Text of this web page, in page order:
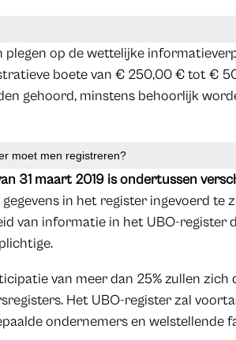
plegen op de wettelijke
boete van € 250,00 € tot €
gehoord, minstens behoorlijk
moet men registreren?
31 maart 2019 is ondertussen
gegevens in het register ingevoerd
van informatie in het UBO-register
van meer dan 25% zullen
Het UBO-register zal
ondernemers en welstellende